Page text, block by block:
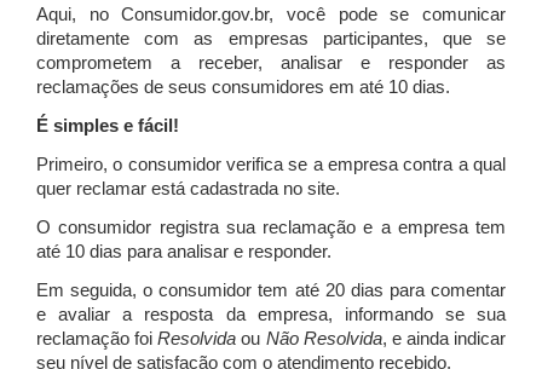
Aqui, no Consumidor.gov.br, você pode se comunicar
diretamente com as empresas participantes, que se
comprometem a receber, analisar e responder as
reclamações de seus consumidores em até 10 dias.
É simples e fácil!
Primeiro, o consumidor verifica se a empresa contra a qual
quer reclamar está cadastrada no site.
O consumidor registra sua reclamação e a empresa tem
até 10 dias para analisar e responder.
Em seguida, o consumidor tem até 20 dias para comentar
e avaliar a resposta da empresa, informando se sua
reclamação foiResolvida ou Não Resolvida, e ainda indicar
seu nível de satisfação com o atendimento recebido.